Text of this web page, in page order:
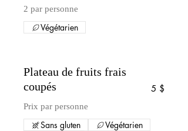
2 par personne
Végétarien
Plateau de fruits frais
coupés
Prix par personne
5 $
Sans gluten
Végétarien